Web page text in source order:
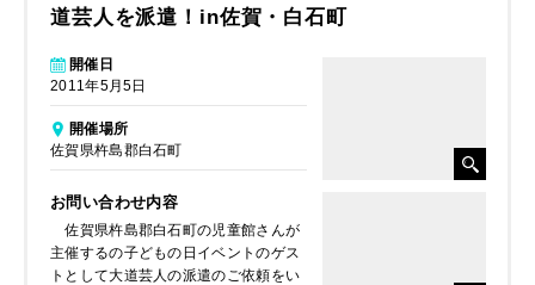
道芸人を派遣！in佐賀・白石町
開催日
2011年5月5日
開催場所
佐賀県杵島郡白石町
お問い合わせ内容
佐賀県杵島郡白石町の児童館さんが
主催するの子どもの日イベントのゲス
トとして大道芸人の派遣のご依頼をい